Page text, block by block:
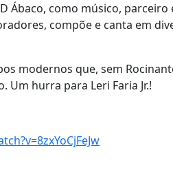
Ábaco, como músico,
compõe e canta em
modernos que, sem
hurra para Leri Faria Jr.!